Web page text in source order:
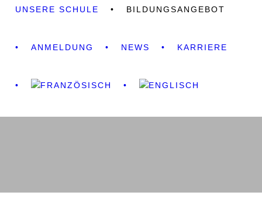
UNSERE SCHULE BILDUNGSANGEBOT
ANMELDUNG NEWS KARRIERE